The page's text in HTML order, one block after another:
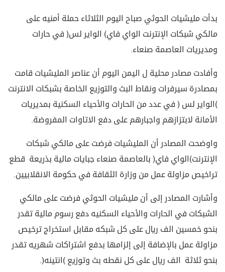
بدأت مليشيات الحوثي صباح اليوم الثلاثاء حملة أمنيه على
مالكي شبكات الإنترنت الواي فاي( الواير لس) في حارات
ومديريات العاصمة صنعاء.
وأفادت مصادر محلية ل اليمن اليوم أن عناصر المليشيات قامت
بمصادرة سيرفرات ونقاط البث والتوزيع الخاصة بشبكات الانترنت
(الواير لس ) في عدد من الحارات والأحياء السكنية بمديريات
الأمانة لابتزازهم واجبارهم على دفع الاتاوات المفروضة.
واوضحت المصادر أن المليشيات فرضت على مالكي شبكات
الإنترنت(الواي فاي) بالعاصمة صنعاء جبايات مالية بذريعة قطع
تراخيص مزاولة عمل من وزارة الثقافة في حكومة الانقلابيين.
وأشارت المصادر إلى أن مليشيات الحوثي فرضت على مالكي
الشبكات في الحارات والأحياء السكنيه دفع رسوم مالية تقدر
بنحو خمسين الف ريال على كل شبكه مقابل استخراج ترخيص
مزاولة عمل بالإضافة إلى إلزامها بدفع اشتراكات شهريه تقدر
بنحو ثلاثة الف ريال على كل نقطه بث وتوزيع (انتينه).